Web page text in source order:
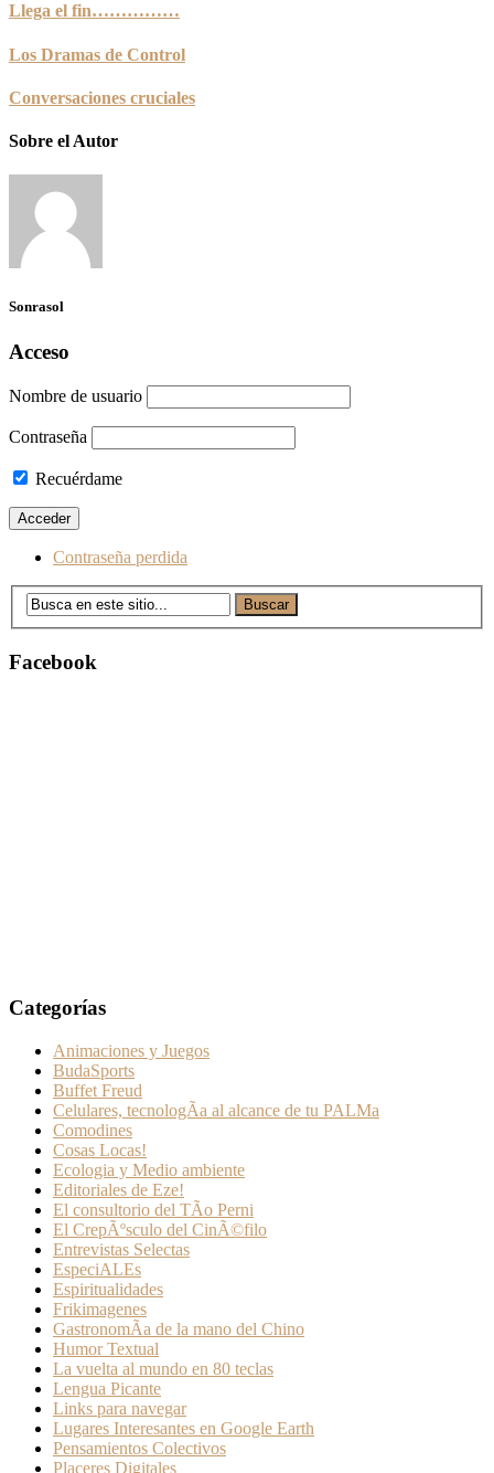
Llega el fin……………
Los Dramas de Control
Conversaciones cruciales
Sobre el Autor
Sonrasol
Acceso
Nombre de usuario
Contraseña
Recuérdame
Contraseña perdida
Facebook
Categorías
Animaciones y Juegos
BudaSports
Buffet Freud
Celulares, tecnologÃ­a al alcance de tu PALMa
Comodines
Cosas Locas!
Ecologia y Medio ambiente
Editoriales de Eze!
El consultorio del TÃ­o Perni
El CrepÃºsculo del CinÃ©filo
Entrevistas Selectas
EspeciALEs
Espiritualidades
Frikimagenes
GastronomÃ­a de la mano del Chino
Humor Textual
La vuelta al mundo en 80 teclas
Lengua Picante
Links para navegar
Lugares Interesantes en Google Earth
Pensamientos Colectivos
Placeres Digitales